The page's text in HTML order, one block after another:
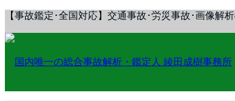
【事故鑑定･全国対応】交通事故･労災事故･画像解